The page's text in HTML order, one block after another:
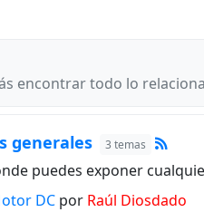
encontrar todo lo
generales 3 temas
puedes exponer
DC por Raúl Diosdado